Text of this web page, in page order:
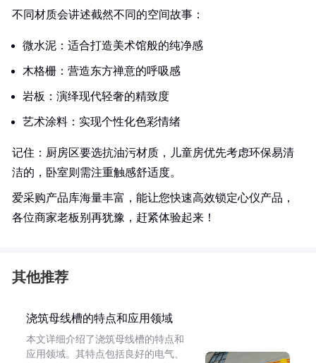
不同材质会讲述截然不同的空间故事：
微水泥：适合打造美术馆般的纯净感
木格栅：营造东方禅意的呼吸感
岩板：演绎现代轻奢的精致度
艺术涂料：实现个性化色彩情绪
记住：厨房区要选抗油污材质，儿童房优先考虑环保易清
洁的，卧室则需注重触感舒适度。
爱采购产品库海量丰富，能让您快速高效锁定心仪产品，
各位商家老板别再犹豫，赶紧体验起来！
其他推荐
浇筑母线槽的特点和应用领域
本文详细介绍了浇筑母线槽的特点和
应用领域。其特点包括良好的电气、